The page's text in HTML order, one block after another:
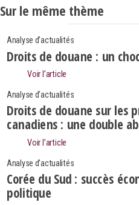
Sur le même thème
Analyse d'actualités
Droits de douane : un
Voir l’article
Analyse d'actualités
Droits de douane sur les
canadiens : une double
Voir l’article
Analyse d'actualités
Corée du Sud : succès
politique